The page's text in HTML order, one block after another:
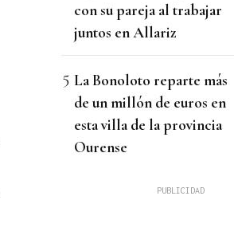
con su pareja al trabajar
juntos en Allariz
La Bonoloto reparte más
de un millón de euros en
esta villa de la provincia
Ourense